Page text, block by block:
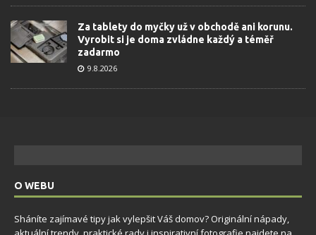
Za tablety do myčky už v obchodě ani korunu.
Vyrobit si je doma zvládne každý a téměř
zadarmo
9.8.2026
O WEBU
Sháníte zajímavé tipy jak vylepšit Váš domov? Originální nápady,